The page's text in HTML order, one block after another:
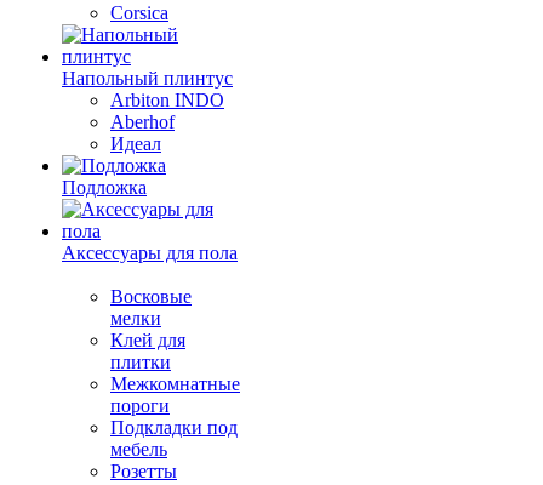
Corsica
Напольный плинтус
Arbiton INDO
Aberhof
Идеал
Подложка
Аксессуары для пола
Восковые
мелки
Клей для
плитки
Межкомнатные
пороги
Подкладки под
мебель
Розетты